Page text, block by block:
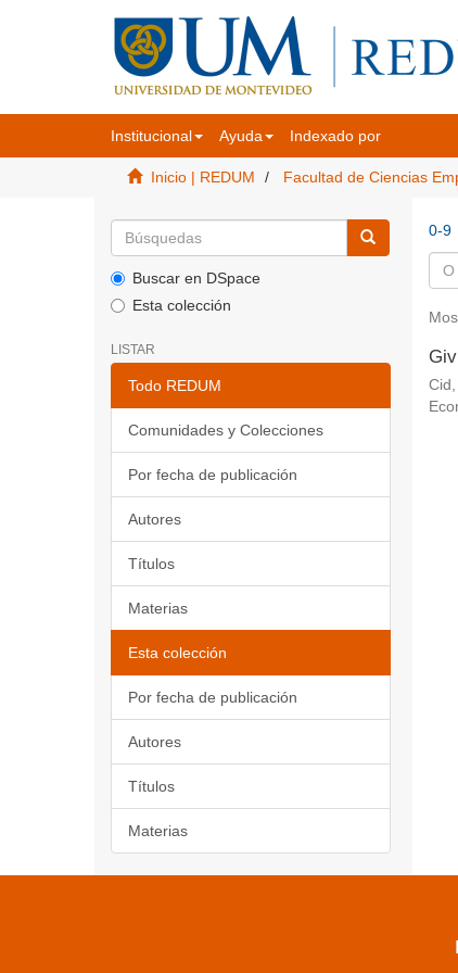
Institucional Ayuda Indexado por
Inicio | REDUM Facultad de Ciencias
Buscar en DSpace
Esta colección
LISTAR
Todo REDUM
Comunidades y Colecciones
Por fecha de publicación
Autores
Títulos
Materias
Esta colección
Por fecha de publicación
Autores
Títulos
Materias
0-9